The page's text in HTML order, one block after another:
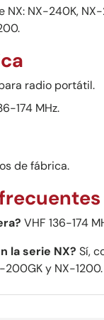
NX: NX-240K,
radio portátil.
174 MHz.
de fábrica.
VHF 136-174
la serie NX? Sí,
200GK y NX-1200.